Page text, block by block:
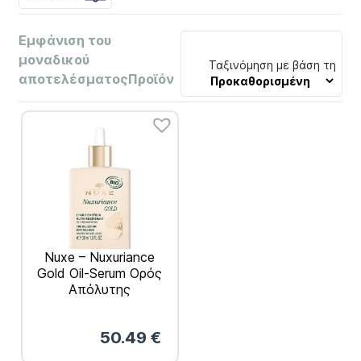
Εμφάνιση του
μοναδικού
αποτελέσματοςΠροϊόν
Ταξινόμηση με βάση τη
Nuxe – Nuxuriance
Gold Oil-Serum Ορός
Απόλυτης
50.49 €